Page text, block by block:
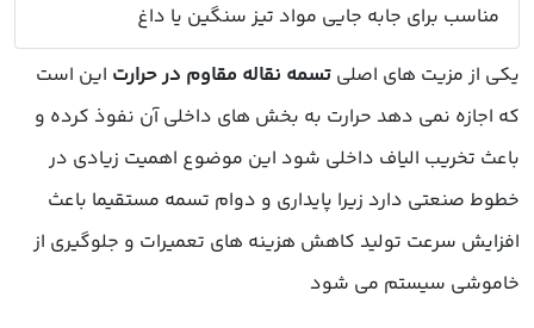
مناسب برای جابه جایی مواد تیز سنگین یا داغ
یکی از مزیت های اصلی تسمه نقاله مقاوم در حرارت این است
که اجازه نمی دهد حرارت به بخش های داخلی آن نفوذ کرده و
باعث تخریب الیاف داخلی شود این موضوع اهمیت زیادی در
خطوط صنعتی دارد زیرا پایداری و دوام تسمه مستقیما باعث
افزایش سرعت تولید کاهش هزینه های تعمیرات و جلوگیری از
خاموشی سیستم می شود